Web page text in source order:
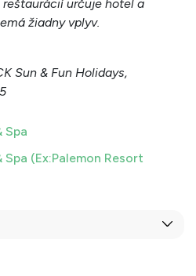
určuje hotel a
žiadny vplyv.
Sun & Fun Holidays,
Spa
Spa (Ex:Palemon Resort